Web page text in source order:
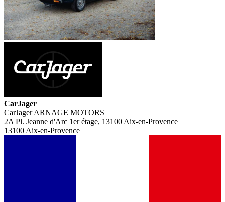
CarJager
CarJager ARNAGE MOTORS
2A Pl. Jeanne d'Arc 1er étage, 13100 Aix-en-Provence
13100 Aix-en-Provence